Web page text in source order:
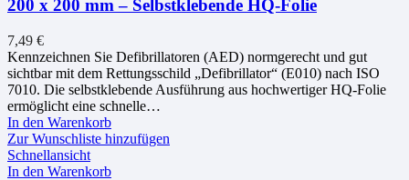
200 x 200 mm – Selbstklebende HQ-Folie
7,49 €
Kennzeichnen Sie Defibrillatoren (AED) normgerecht und gut
sichtbar mit dem Rettungsschild „Defibrillator“ (E010) nach ISO
7010. Die selbstklebende Ausführung aus hochwertiger HQ-Folie
ermöglicht eine schnelle…
In den Warenkorb
Zur Wunschliste hinzufügen
Schnellansicht
In den Warenkorb